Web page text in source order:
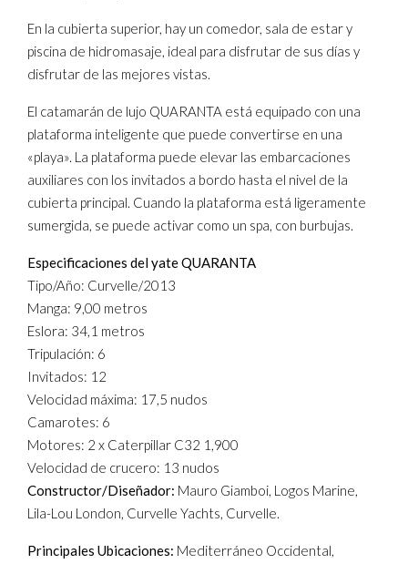
En la cubierta superior, hay un comedor, sala de estar y
piscina de hidromasaje, ideal para disfrutar de sus días y
disfrutar de las mejores vistas.
El catamarán de lujo QUARANTA está equipado con una
plataforma inteligente que puede convertirse en una
«playa». La plataforma puede elevar las embarcaciones
auxiliares con los invitados a bordo hasta el nivel de la
cubierta principal. Cuando la plataforma está ligeramente
sumergida, se puede activar como un spa, con burbujas.
Especificaciones del yate QUARANTA
Tipo/Año: Curvelle/2013
Manga: 9,00 metros
Eslora: 34,1 metros
Tripulación: 6
Invitados: 12
Velocidad máxima: 17,5 nudos
Camarotes: 6
Motores: 2 x Caterpillar C32 1,900
Velocidad de crucero: 13 nudos
Constructor/Diseñador: Mauro Giamboi, Logos Marine,
Lila-Lou London, Curvelle Yachts, Curvelle.
Principales Ubicaciones: Mediterráneo Occidental,